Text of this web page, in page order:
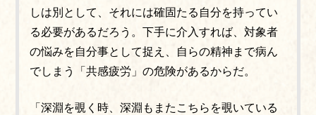
しは別として、それには確固たる自分を持ってい
る必要があるだろう。下手に介入すれば、対象者
の悩みを自分事として捉え、自らの精神まで病ん
でしまう「共感疲労」の危険があるからだ。
「深淵を覗く時、深淵もまたこちらを覗いている